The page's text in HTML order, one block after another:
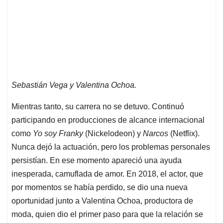
Sebastián Vega y Valentina Ochoa.
Mientras tanto, su carrera no se detuvo. Continuó
participando en producciones de alcance internacional
como Yo soy Franky(Nickelodeon) y Narcos (Netflix).
Nunca dejó la actuación, pero los problemas personales
persistían. En ese momento apareció una ayuda
inesperada, camuflada de amor. En 2018, el actor, que
por momentos se había perdido, se dio una nueva
oportunidad junto a Valentina Ochoa, productora de
moda, quien dio el primer paso para que la relación se